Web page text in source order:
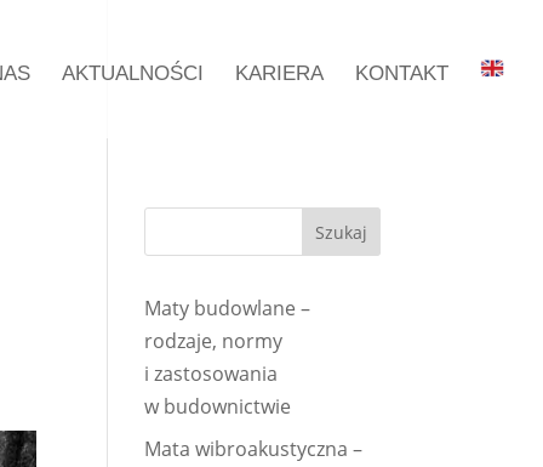
AKTUALNOŚCI KARIERA KONTAKT
Maty budowlane –
rodzaje, normy
i zastosowania
w budownictwie
Mata wibroakustyczna –